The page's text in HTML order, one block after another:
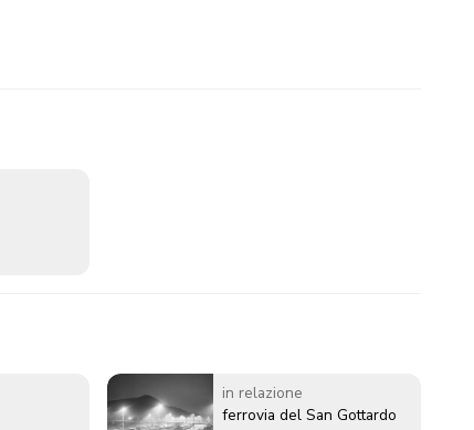
in relazione
ferrovia del San Gottardo